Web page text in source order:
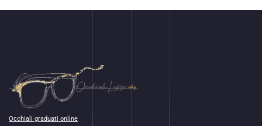
Occhiali graduati online